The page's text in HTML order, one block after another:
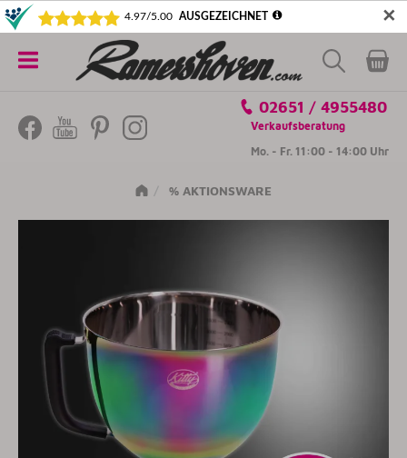
✕
5€ SICHERN! NEWSLETTER ABONNIEREN
Kategorien
02651 / 4955480
Verkaufsberatung
Mo. - Fr. 11:00 - 14:00 Uhr
% AKTIONSWARE